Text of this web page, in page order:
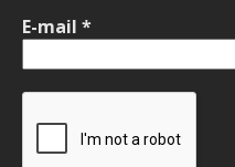
E-mail *